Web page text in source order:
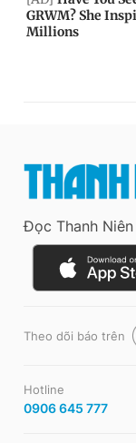
Đọc Thanh
Theo dõi báo trên
Hotline
0906 645 777